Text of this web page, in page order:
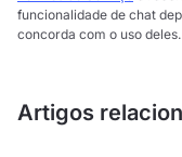
funcionalidade de chat
concorda com o uso
Artigos